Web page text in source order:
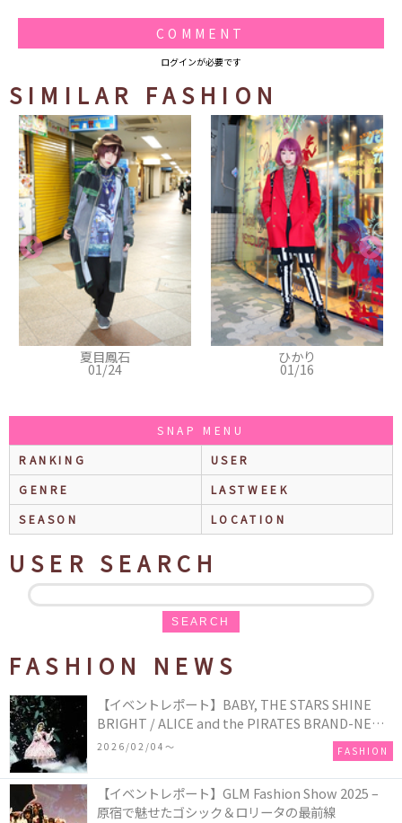
COMMENT
ログインが必要です
SIMILAR FASHION
夏目鳳石
01/24
ひかり
01/16
SNAP MENU
RANKING
USER
GENRE
LASTWEEK
SEASON
LOCATION
USER SEARCH
SEARCH
FASHION NEWS
【イベントレポート】BABY, THE STARS SHINE
BRIGHT / ALICE and the PIRATES BRAND-NEW
COLLECTION in TOKYO
2026/02/04〜 FASHION
【イベントレポート】GLM Fashion Show 2025 –
原宿で魅せたゴシック＆ロリータの最前線